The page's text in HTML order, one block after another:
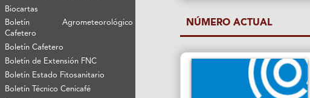
Biocartas
Boletín Agrometeorológico
Cafetero
Boletín Cafetero
Boletín de Extensión FNC
Boletín Estado Fitosanitario
Boletín Técnico Cenicafé
NÚMERO ACTUAL